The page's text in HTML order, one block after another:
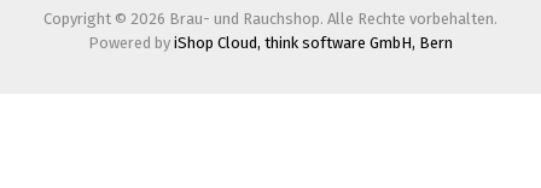
Copyright © 2026 Brau- und Rauchshop. Alle Rechte vorbehalten.
Powered by iShop Cloud, think software GmbH, Bern